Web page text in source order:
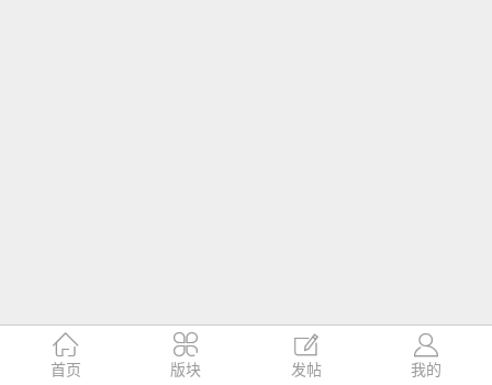

首页

版块

发帖

我的